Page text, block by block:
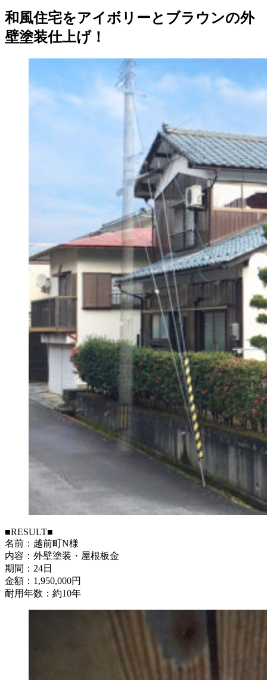
和風住宅をアイボリーとブラウンの外
壁塗装仕上げ！
■RESULT■
名前：越前町N様
内容：外壁塗装・屋根板金
期間：24日
金額：1,950,000円
耐用年数：約10年